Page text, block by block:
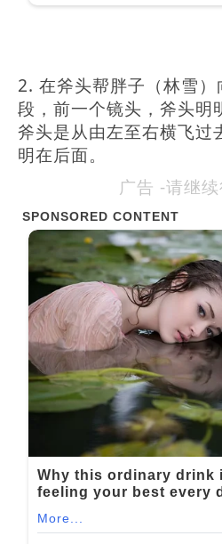
2. 在斧头帮胖子（林雪
段，前一个镜头，斧头
斧头是从由左至右横飞过
明在后面。
广告 -请继